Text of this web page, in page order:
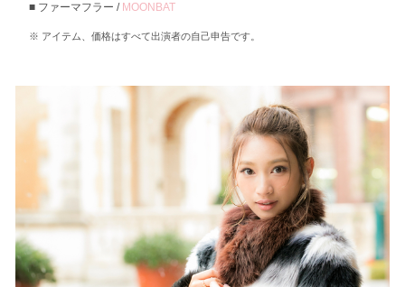
ファーマフラー / MOONBAT
アイテム、価格はすべて出演者の自己申告です。